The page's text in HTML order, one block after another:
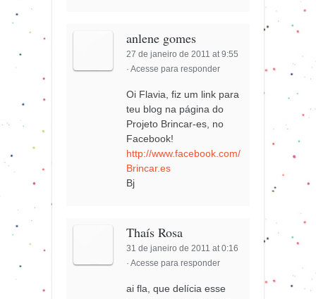
anlene gomes
27 de janeiro de 2011 at 9:55
·Acesse para responder
Oi Flavia, fiz um link para
teu blog na página do
Projeto Brincar-es, no
Facebook!
http://www.facebook.com/
Brincar.es
Bj
Thaís Rosa
31 de janeiro de 2011 at 0:16
·Acesse para responder
ai fla, que delícia esse